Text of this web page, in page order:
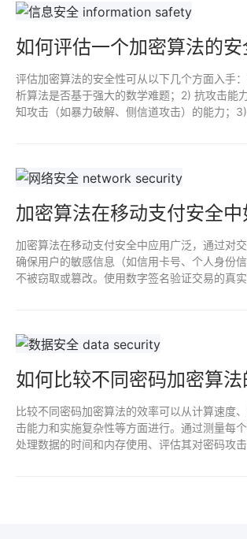
如何评估一个加密算法的安
评估加密算法的安全性可从以下几个方面入手
析算法是否基于强大的数学难题；2) 抗攻击能
知攻击（如暴力破解、侧信道攻击）的能力；3)
加密算法在移动支付安全中
加密算法在移动支付安全中应用广泛，通过对交
确保用户的敏感信息（如信用卡号、个人身份
不被窃取或篡改。使用数字签名验证交易的真
如何比较不同密码加密算法
比较不同密码加密算法的效率可以从计算速度
击能力和实施复杂性等方面进行。通过测量每
处理数据的时间和内存使用、评估其对密码攻